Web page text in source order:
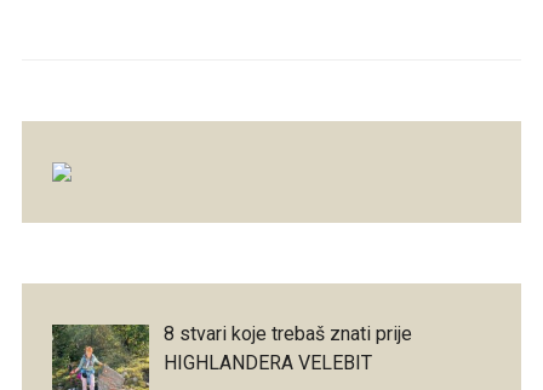
8 stvari koje trebaš znati prije
HIGHLANDERA VELEBIT